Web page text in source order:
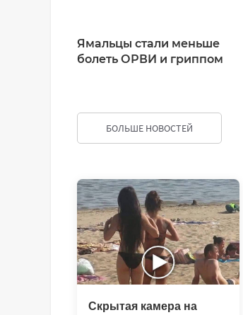
ДОБАВИТЬ КОММЕНТАРИЙ
Ямальцы стали меньше
болеть ОРВИ и гриппом
БОЛЬШЕ НОВОСТЕЙ
Скрытая камера на